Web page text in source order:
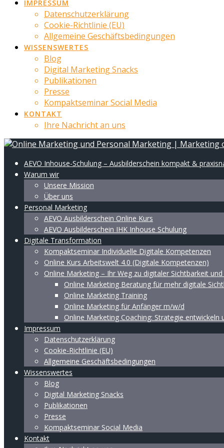
IMPRESSUM
Datenschutzerklärung
Cookie-Richtlinie (EU)
Allgemeine Geschäftsbedingungen
WISSENSWERTES
Blog
Digital Marketing Snacks
Publikationen
Presse
Kompaktseminar Social Media
KONTAKT
Ihre Nachricht an uns
AEVO Inhouse-Schulung – Ausbilderschein kompakt &
Warum wir
Unsere Mission
Über uns
Personal Marketing
AEVO Ausbilderschein Online Kurs
AEVO Ausbilderschein IHK Inhouse Schulung
Digitale Transformation
Kompaktseminar Individuelle Digitale Kompetenzen
Online Kurs Arbeitswelt 4.0 (Digitale Kompetenzen)
Online Marketing – Ihr Weg zu digitaler Sichtbarkeit
Online Marketing Beratung für mehr digitale
Online Marketing Training
Online Marketing für Anfänger m/w/d
Online Marketing Coaching: Strategie entwickeln
Impressum
Datenschutzerklärung
Cookie-Richtlinie (EU)
Allgemeine Geschäftsbedingungen
Wissenswertes
Blog
Digital Marketing Snacks
Publikationen
Presse
Kompaktseminar Social Media
Kontakt